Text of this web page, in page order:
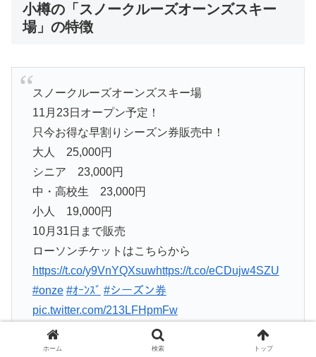
小樽の「スノークルーズオーンズスキー
場」の特徴
スノークルーズオーンズスキー場
11月23日オープン予定！
只今お得な早割りシーズン券販売中！
大人 25,000円
シニア 23,000円
中・高校生 23,000円
小人 19,000円
10月31日まで販売
ローソンチケットはこちらから
https://t.co/y9VnYQXsuwhttps://t.co/eCDujw4SZU
#onze #ｵｰﾝｽﾞ #シーズン券
pic.twitter.com/213LFHpmFw
— スノークルーズオーンズ (@onzebouya)
ホーム 検索 トップ